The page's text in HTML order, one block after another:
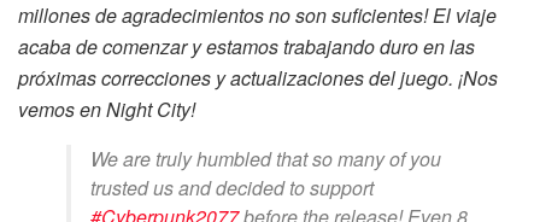
millones de agradecimientos no son suficientes! El viaje
acaba de comenzar y estamos trabajando duro en las
próximas correcciones y actualizaciones del juego. ¡Nos
vemos en Night City!
We are truly humbled that so many of you
trusted us and decided to support